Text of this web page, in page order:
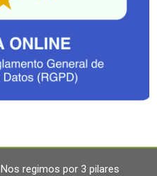
Nos regimos por 3 pilares